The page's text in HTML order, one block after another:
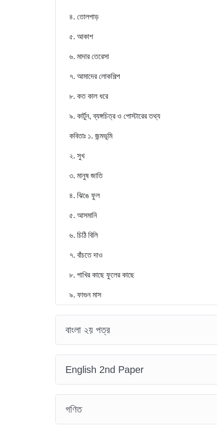
Click Here
৪. তোলপাড়
৫. আকাশ
৬. মাদার তেরেসা
৭. আমাদের লোকশিল্প
৮. কত কাল ধরে
৯. কার্টুন, ব্যঙ্গচিত্র ও পোস্টারের তথ্য
কবিতাঃ ১. জন্মভূমি
২. সুখ
৩. মানুষ জাতি
৪. ঝিঙে ফুল
৫. আসমানি
৬. চিঠি বিলি
৭. বাঁচতে দাও
৮. পাখির কাছে ফুলের কাছে
৯. ফাগুন মাস
বাংলা ২য় পত্র
English 2nd Paper
গণিত